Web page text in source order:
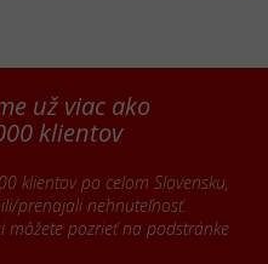
už viac ako
klientov
klientov po celom Slovensku,
prenajali nehnuteľnosť.
môžete pozrieť na podstránke